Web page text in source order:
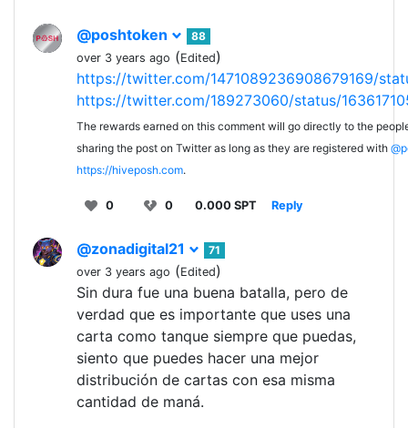
@poshtoken
88
over 3 years ago (Edited)
https://twitter.com/1471089236908679169/
https://twitter.com/189273060/status/
The rewards earned on this comment will go directly to the
sharing the post on Twitter as long as they are registered with
https://hiveposh.com.
0 0 0.000 SPT Reply
@zonadigital21
71
over 3 years ago (Edited)
Sin dura fue una buena batalla, pero de
verdad que es importante que uses una
carta como tanque siempre que puedas,
siento que puedes hacer una mejor
distribución de cartas con esa misma
cantidad de maná.